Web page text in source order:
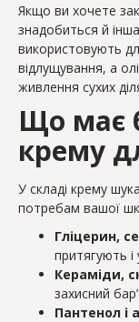
Якщо ви хочете
знадобиться й інша
використовують
відлущування, а
живлення сухих
Що має
крему
У складі крему
потребам вашої
Гліцерин,
притягують
Кераміди,
захисний
Пантенол і